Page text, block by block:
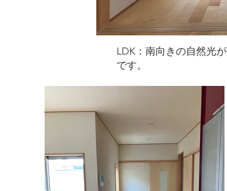
LDK：南向きの自然光
です。